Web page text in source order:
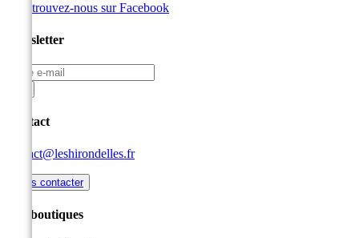
Retrouvez-nous sur Facebook
Newsletter
Contact
contact@leshirondelles.fr
Nous contacter
Nos boutiques